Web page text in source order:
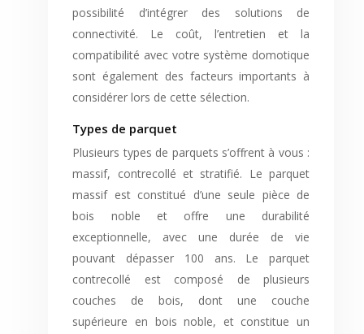
possibilité d’intégrer des solutions de
connectivité. Le coût, l’entretien et la
compatibilité avec votre système domotique
sont également des facteurs importants à
considérer lors de cette sélection.
Types de parquet
Plusieurs types de parquets s’offrent à vous :
massif, contrecollé et stratifié. Le parquet
massif est constitué d’une seule pièce de
bois noble et offre une durabilité
exceptionnelle, avec une durée de vie
pouvant dépasser 100 ans. Le parquet
contrecollé est composé de plusieurs
couches de bois, dont une couche
supérieure en bois noble, et constitue un